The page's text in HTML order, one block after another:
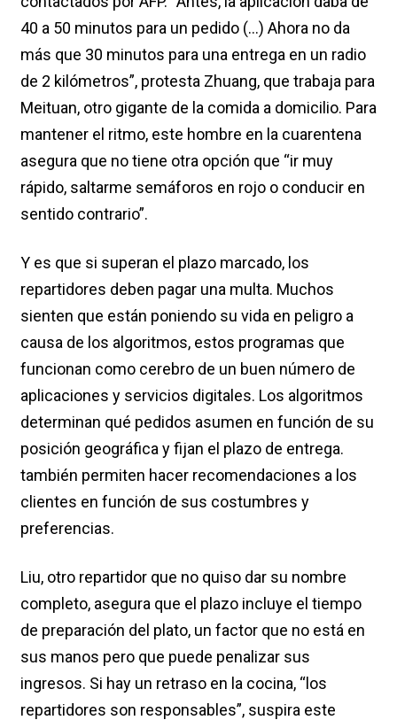
40 a 50 minutos para un pedido (…) Ahora no da
más que 30 minutos para una entrega en un radio
de 2 kilómetros”, protesta Zhuang, que trabaja para
Meituan, otro gigante de la comida a domicilio. Para
mantener el ritmo, este hombre en la cuarentena
asegura que no tiene otra opción que “ir muy
rápido, saltarme semáforos en rojo o conducir en
sentido contrario”.
Y es que si superan el plazo marcado, los
repartidores deben pagar una multa. Muchos
sienten que están poniendo su vida en peligro a
causa de los algoritmos, estos programas que
funcionan como cerebro de un buen número de
aplicaciones y servicios digitales. Los algoritmos
determinan qué pedidos asumen en función de su
posición geográfica y fijan el plazo de entrega.
también permiten hacer recomendaciones a los
clientes en función de sus costumbres y
preferencias.
Liu, otro repartidor que no quiso dar su nombre
completo, asegura que el plazo incluye el tiempo
de preparación del plato, un factor que no está en
sus manos pero que puede penalizar sus
ingresos. Si hay un retraso en la cocina, “los
repartidores son responsables”, suspira este